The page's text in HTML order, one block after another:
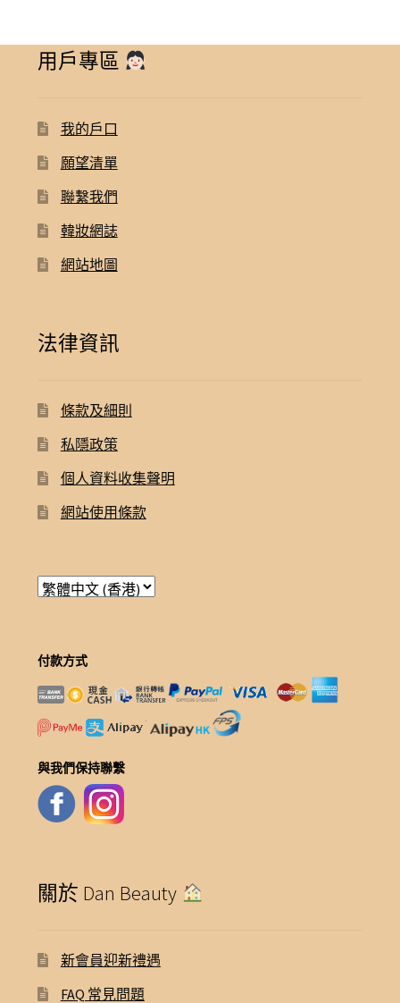
用戶專區
我的戶口
願望清單
聯繫我們
韓妝網誌
網站地圖
法律資訊
條款及細則
私隱政策
個人資料收集聲明
網站使用條款
付款方式
與我們保持聯繫
關於 Dan Beauty
新會員迎新禮遇
FAQ 常見問題